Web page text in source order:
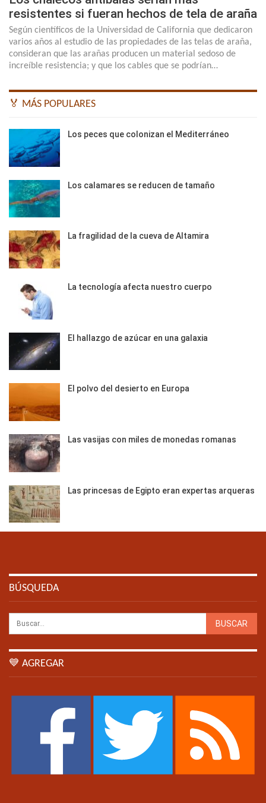
resistentes si fueran hechos de tela de araña
Según científicos de la Universidad de California que dedicaron
varios años al estudio de las propiedades de las telas de araña,
consideran que las arañas producen un material sedoso de
increíble resistencia; y que los cables que se podrían…
🏅 MÁS POPULARES
Los peces que colonizan el Mediterráneo
Los calamares se reducen de tamaño
La fragilidad de la cueva de Altamira
La tecnología afecta nuestro cuerpo
El hallazgo de azúcar en una galaxia
El polvo del desierto en Europa
Las vasijas con miles de monedas romanas
Las princesas de Egipto eran expertas arqueras
BÚSQUEDA
💙 AGREGAR